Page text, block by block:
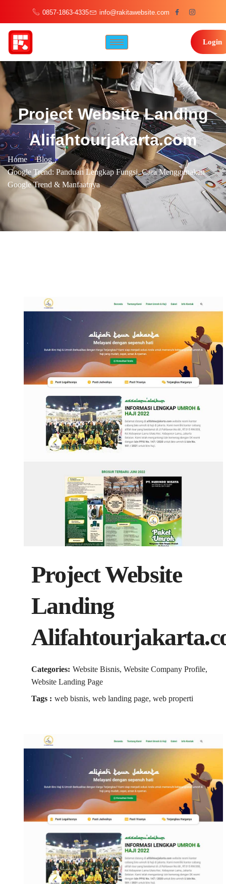
0857-1863-4335 info@rakitawebsite.com
Login
Project Website Landing
Alifahtourjakarta.com
Home » Blog »
Google Trend: Panduan Lengkap Fungsi, Cara Menggunakan
Google Trend & Manfaatnya
Project Website
Landing
Categories: Website Bisnis, Website Company Profile,
Website Landing Page
Tags : web bisnis, web landing page, web properti